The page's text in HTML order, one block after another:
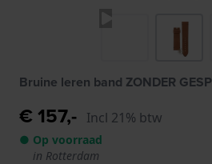
Bruine leren band ZONDER GESP
€ 157,- Incl 21% btw
● Op voorraad
in Rotterdam